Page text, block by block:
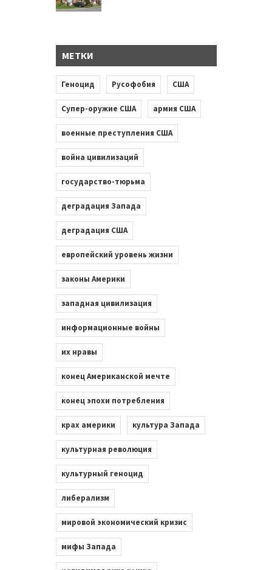
МЕТКИ
Геноцид Русофобия США
Супер-оружие США армия США
военные преступления США
война цивилизаций
государство-тюрьма
деградация Запада
деградация США
европейский уровень жизни
законы Америки
западная цивилизация
информационные войны
их нравы
конец Американской мечте
конец эпохи потребления
крах америки культура Запада
культурная революция
культурный геноцид
либерализм
мировой экономический кризис
мифы Запада